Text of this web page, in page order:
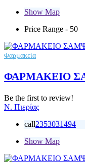
Show Map
Price Range - 50
Φαρμακεία
ΦΑΡΜΑΚΕΙΟ
Be the first to review!
Ν. Πιερίας
call2353031494
Show Map